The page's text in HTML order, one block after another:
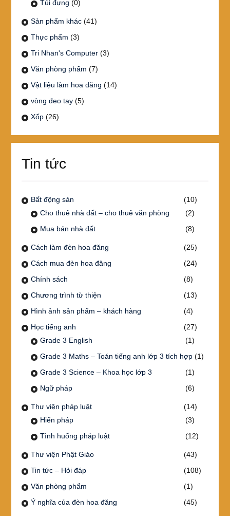
Túi đựng (0)
Sản phẩm khác (41)
Thực phẩm (3)
Tri Nhan's Computer (3)
Văn phòng phẩm (7)
Vật liệu làm hoa đăng (14)
vòng đeo tay (5)
Xốp (26)
Tin tức
Bất động sản
(10)
Cho thuê nhà đất – cho thuê văn phòng
(2)
Mua bán nhà đất
(8)
Cách làm đèn hoa đăng
(25)
Cách mua đèn hoa đăng
(24)
Chính sách
(8)
Chương trình từ thiện
(13)
Hình ảnh sản phẩm – khách hàng
(4)
Học tiếng anh
(27)
Grade 3 English
(1)
Grade 3 Maths – Toán tiếng anh lớp 3 tích hợp(1)
Grade 3 Science – Khoa học lớp 3
(1)
Ngữ pháp
(6)
Thư viện pháp luật
(14)
Hiến pháp
(3)
Tình huống pháp luật
(12)
Thư viện Phật Giáo
(43)
Tin tức – Hỏi đáp
(108)
Văn phòng phẩm
(1)
Ý nghĩa của đèn hoa đăng
(45)